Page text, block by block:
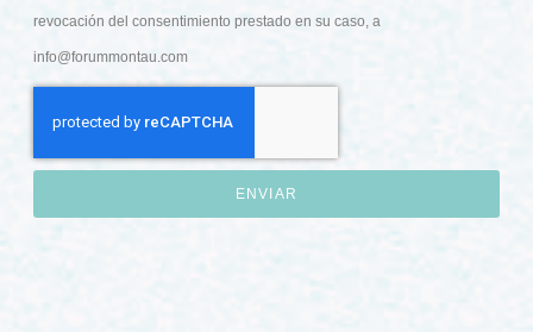
revocación del consentimiento prestado en su caso, a
info@forummontau.com
ENVIAR